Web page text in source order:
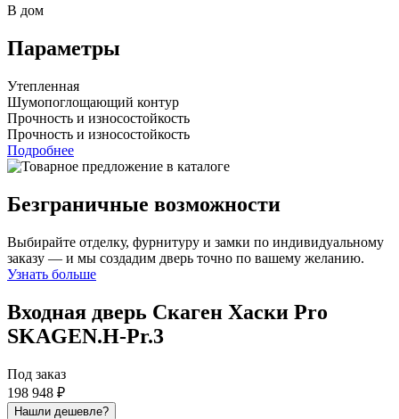
В дом
Параметры
Утепленная
Шумопоглощающий контур
Прочность и износостойкость
Прочность и износостойкость
Подробнее
Безграничные возможности
Выбирайте отделку, фурнитуру и замки по индивидуальному
заказу — и мы создадим дверь точно по вашему желанию.
Узнать больше
Входная дверь Скаген Хаски Pro
SKAGEN.H-Pr.3
Под заказ
198 948 ₽
Нашли дешевле?